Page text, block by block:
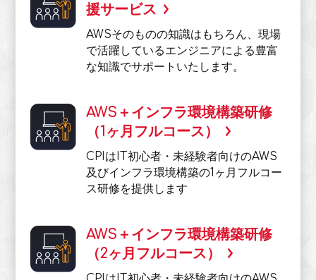
援サービス
AWSそのものの知識はもちろん、現場
で活躍しているエンジニアによる豊富
な知識でサポートいたします。
AWS＋インフラ環境構築研修
（1ヶ月フルコース）
CPIはIT初心者・未経験者向けのAWS
及びインフラ環境構築の1ヶ月フルコー
ス研修を提供します
AWS＋インフラ環境構築研修
（2ヶ月フルコース）